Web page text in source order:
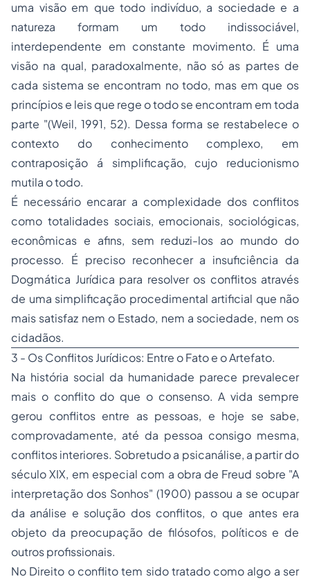
uma visão em que todo indivíduo, a sociedade e a
natureza formam um todo indissociável,
interdependente em constante movimento. É uma
visão na qual, paradoxalmente, não só as partes de
cada sistema se encontram no todo, mas em que os
princípios e leis que rege o todo se encontram em toda
parte "(Weil, 1991, 52). Dessa forma se restabelece o
contexto do conhecimento complexo, em
contraposição á simplificação, cujo reducionismo
mutila o todo.
É necessário encarar a complexidade dos conflitos
como totalidades sociais, emocionais, sociológicas,
econômicas e afins, sem reduzi-los ao mundo do
processo. É preciso reconhecer a insuficiência da
Dogmática Jurídica para resolver os conflitos através
de uma simplificação procedimental artificial que não
mais satisfaz nem o Estado, nem a sociedade, nem os
cidadãos.
3 - Os Conflitos Jurídicos: Entre o Fato e o Artefato.
Na história social da humanidade parece prevalecer
mais o conflito do que o consenso. A vida sempre
gerou conflitos entre as pessoas, e hoje se sabe,
comprovadamente, até da pessoa consigo mesma,
conflitos interiores. Sobretudo a psicanálise, a partir do
século XIX, em especial com a obra de Freud sobre "A
interpretação dos Sonhos" (1900) passou a se ocupar
da análise e solução dos conflitos, o que antes era
objeto da preocupação de filósofos, políticos e de
outros profissionais.
No Direito o conflito tem sido tratado como algo a ser